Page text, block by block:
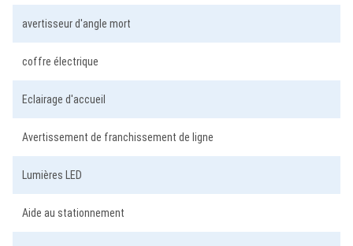
avertisseur d'angle mort
coffre électrique
Eclairage d'accueil
Avertissement de franchissement de ligne
Lumières LED
Aide au stationnement